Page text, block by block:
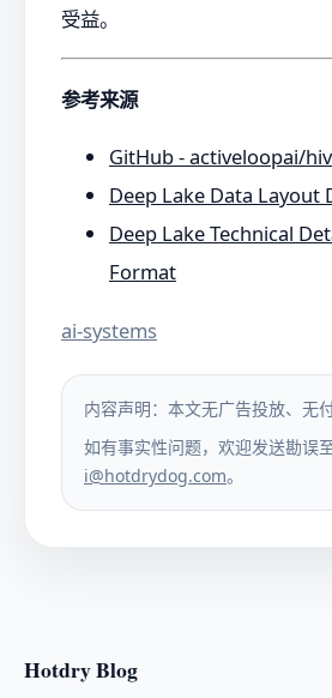
受益。
参考来源
GitHub - activeloopai/
Deep Lake Data Layout
Deep Lake Technical
Format
ai-systems
内容声明：本文无广告投放、无
如有事实性问题，欢迎发送勘误
i@hotdrydog.com。
Hotdry Blog